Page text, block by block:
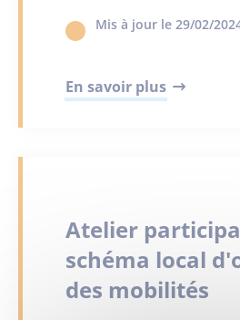
Mis à jour le 29/02/
En savoir plus
Atelier
schéma local
des mobilités